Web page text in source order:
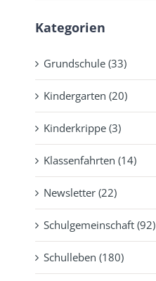
Kategorien
Grundschule (33)
Kindergarten (20)
Kinderkrippe (3)
Klassenfahrten (14)
Newsletter (22)
Schulgemeinschaft (92)
Schulleben (180)